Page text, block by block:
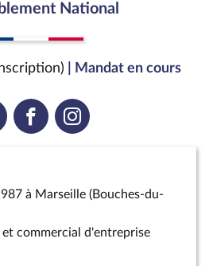
National
| Mandat en cours
Voir
la
Voir
la
à Marseille (Bouches-du-
commercial d'entreprise